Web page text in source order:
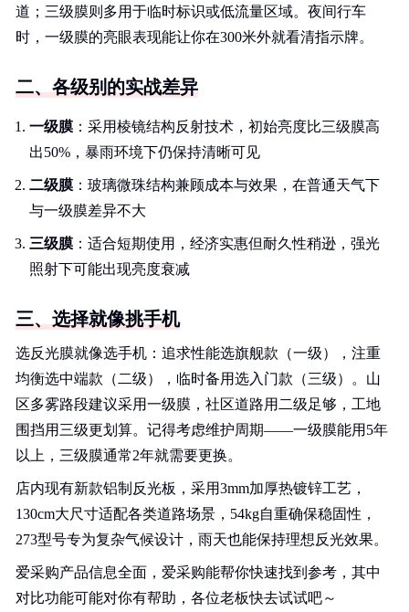
道；三级膜则多用于临时标识或低流量区域。夜间行车
时，一级膜的亮眼表现能让你在300米外就看清指示牌。
二、各级别的实战差异
一级膜 ：采用棱镜结构反射技术，初始亮度比三级膜高
出50%，暴雨环境下仍保持清晰可见
二级膜 ：玻璃微珠结构兼顾成本与效果，在普通天气下
与一级膜差异不大
三级膜 ：适合短期使用，经济实惠但耐久性稍逊，强光
照射下可能出现亮度衰减
三、选择就像挑手机
选反光膜就像选手机：追求性能选旗舰款（一级），注重
均衡选中端款（二级），临时备用选入门款（三级）。山
区多雾路段建议采用一级膜，社区道路用二级足够，工地
围挡用三级更划算。记得考虑维护周期——一级膜能用5年
以上，三级膜通常2年就需要更换。
店内现有新款铝制反光板，采用3mm加厚热镀锌工艺，
130cm大尺寸适配各类道路场景，54kg自重确保稳固性，
273型号专为复杂气候设计，雨天也能保持理想反光效果。
爱采购产品信息全面，爱采购能帮你快速找到参考，其中
对比功能可能对你有帮助，各位老板快去试试吧～